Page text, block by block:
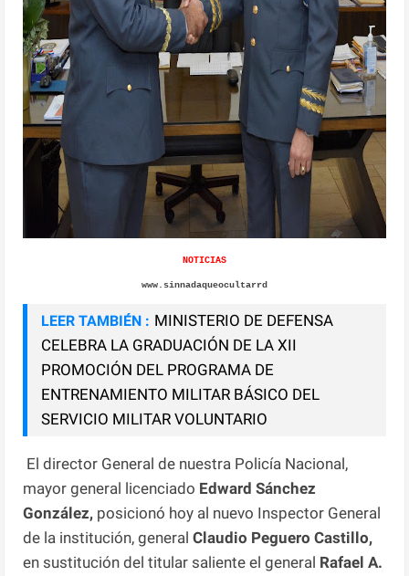
NOTICIAS
www.sinnadaqueocultarrd
LEER TAMBIÉN : MINISTERIO DE DEFENSA
CELEBRA LA GRADUACIÓN DE LA XII
PROMOCIÓN DEL PROGRAMA DE
ENTRENAMIENTO MILITAR BÁSICO DEL
SERVICIO MILITAR VOLUNTARIO
El director General de nuestra Policía Nacional,
mayor general licenciado Edward Sánchez
González, posicionó hoy al nuevo Inspector General
de la institución, generalClaudio Peguero Castillo,
en sustitución del titular saliente el general Rafael A.